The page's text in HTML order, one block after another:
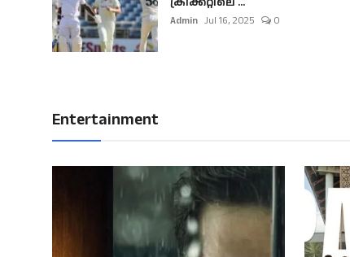
Admin Jul 16, 2025 0
Entertainment